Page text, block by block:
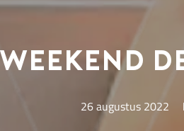
Weekend
26 augustus 2022